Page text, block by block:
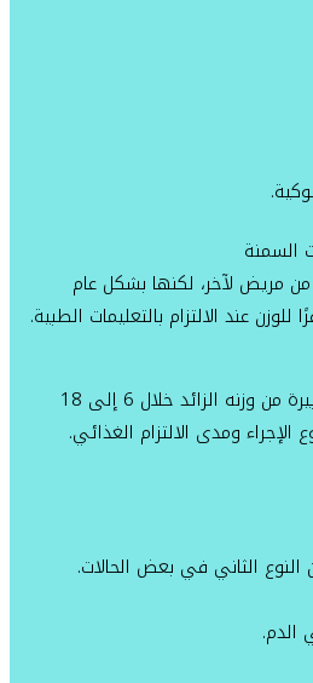
السمنة
مريض لآخر، لكنها بشكل عام
عند الالتزام بالتعليمات الطبية.
عادة يفقد المريض نسبة كبيرة من وزنه الزائد خلال 6 إلى 18
ومدى الالتزام الغذائي.
الثاني في بعض الحالات.